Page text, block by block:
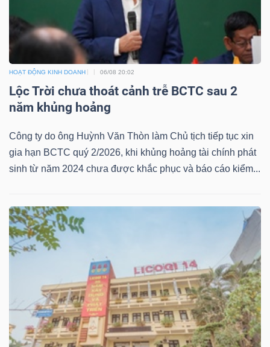
HOẠT ĐỘNG KINH DOANH 06/08 20:02
Lộc Trời chưa thoát cảnh trễ BCTC sau 2
năm khủng hoảng
Công ty do ông Huỳnh Văn Thòn làm Chủ tịch tiếp tục xin
gia hạn BCTC quý 2/2026, khi khủng hoảng tài chính phát
sinh từ năm 2024 chưa được khắc phục và báo cáo kiểm...